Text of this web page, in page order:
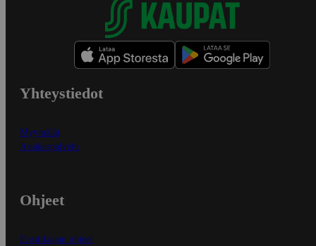
Yhteystiedot
Myymälät
Asiakaspalvelu
Ohjeet
Ensitilaajan ohjeet